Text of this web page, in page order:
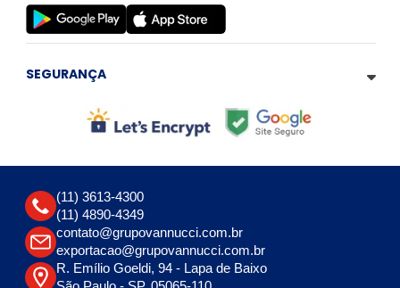
SEGURANÇA
(11) 3613-4300
(11) 4890-4349
contato@grupovannucci.com.br
exportacao@grupovannucci.com.br
R. Emílio Goeldi, 94 - Lapa de Baixo